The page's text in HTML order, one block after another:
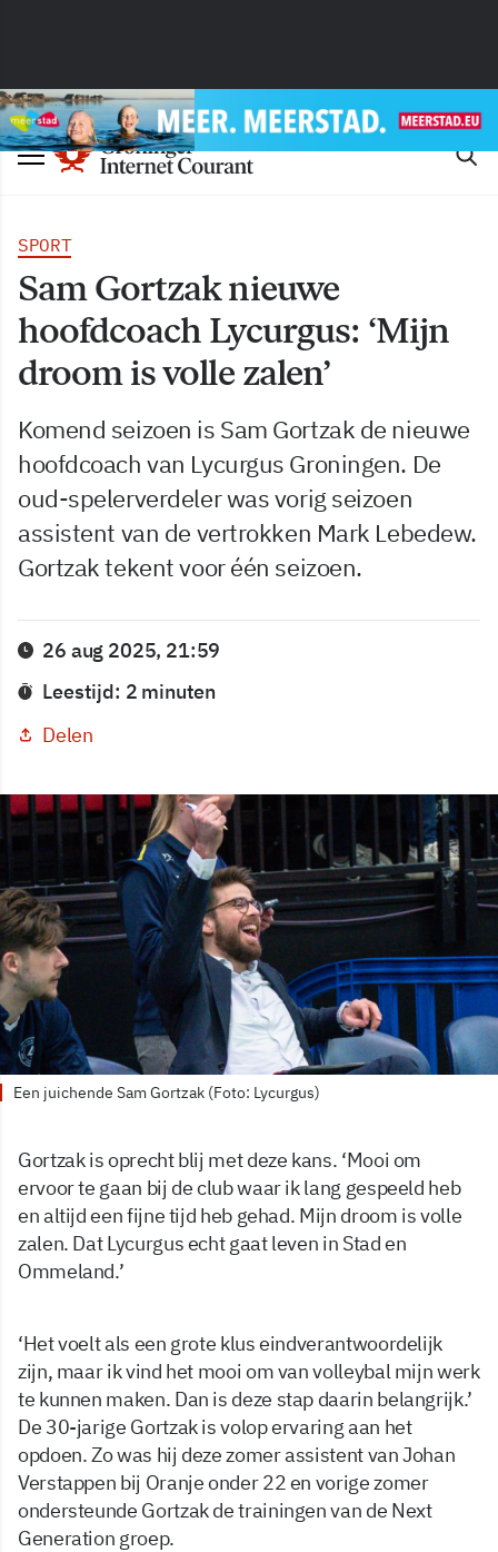
SPORT
Sam Gortzak nieuwe
hoofdcoach Lycurgus: ‘Mijn
droom is volle zalen’
Komend seizoen is Sam Gortzak de nieuwe
hoofdcoach van Lycurgus Groningen. De
oud-spelerverdeler was vorig seizoen
assistent van de vertrokken Mark Lebedew.
Gortzak tekent voor één seizoen.
26 aug 2025, 21:59
Leestijd: 2 minuten
Delen
Een juichende Sam Gortzak (Foto: Lycurgus)
Gortzak is oprecht blij met deze kans. ‘Mooi om
ervoor te gaan bij de club waar ik lang gespeeld heb
en altijd een fijne tijd heb gehad. Mijn droom is volle
zalen. Dat Lycurgus echt gaat leven in Stad en
Ommeland.’
‘Het voelt als een grote klus eindverantwoordelijk
zijn, maar ik vind het mooi om van volleybal mijn werk
te kunnen maken. Dan is deze stap daarin belangrijk.’
De 30-jarige Gortzak is volop ervaring aan het
opdoen. Zo was hij deze zomer assistent van Johan
Verstappen bij Oranje onder 22 en vorige zomer
ondersteunde Gortzak de trainingen van de Next
Generation groep.